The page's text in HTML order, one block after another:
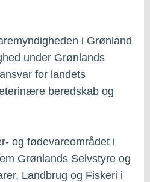
i Grønland
under Grønlands
for landets
beredskab og
og fødevareområdet i
Grønlands Selvstyre og
Landbrug og Fiskeri i